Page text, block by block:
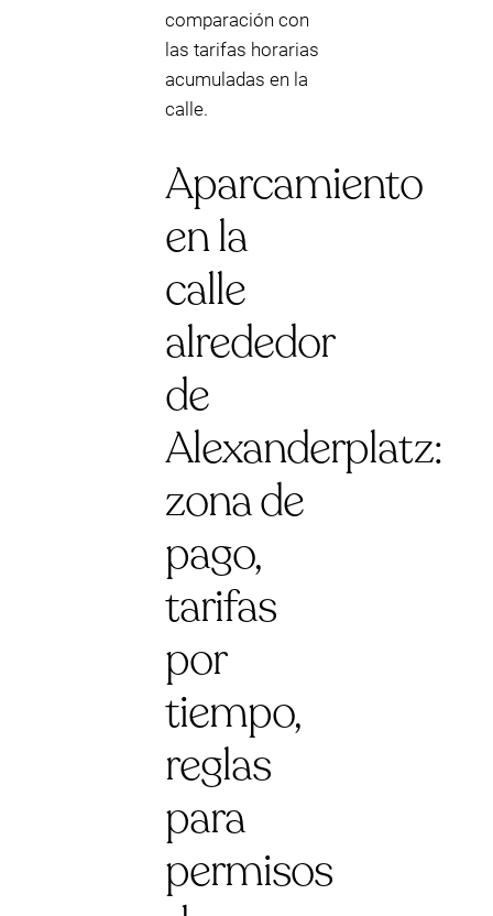
comparación con
las tarifas horarias
acumuladas en la
calle.
Aparcamiento
en la
calle
alrededor
de
Alexanderplatz:
zona de
pago,
tarifas
por
tiempo,
reglas
para
permisos